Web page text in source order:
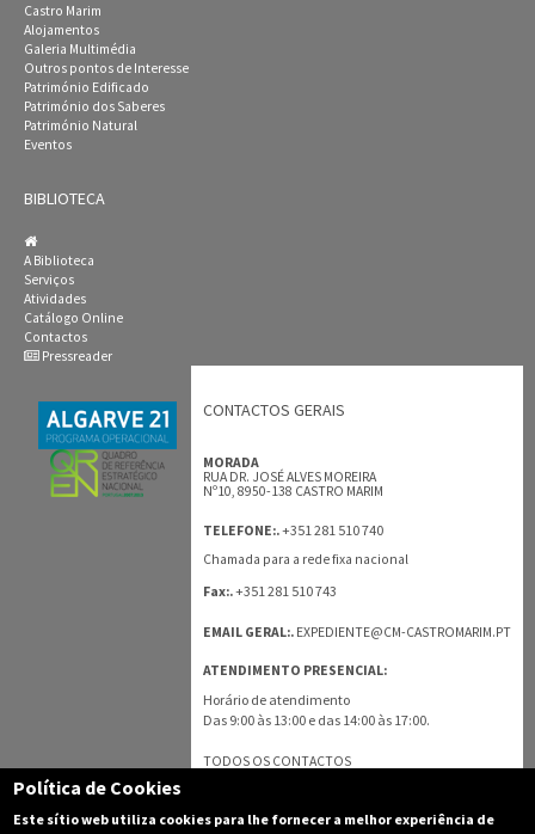
Castro Marim
Alojamentos
Galeria Multimédia
Outros pontos de Interesse
Património Edificado
Património dos Saberes
Património Natural
Eventos
BIBLIOTECA
A Biblioteca
Serviços
Atividades
Catálogo Online
Contactos
Pressreader
CONTACTOS GERAIS
MORADA
RUA DR. JOSÉ ALVES MOREIRA
Nº10, 8950-138 CASTRO MARIM
TELEFONE:.+351 281 510 740
Chamada para a rede fixa nacional
Fax:.+351 281 510 743
EMAIL GERAL:. EXPEDIENTE@CM-CASTROMARIM.PT
ATENDIMENTO PRESENCIAL:
Horário de atendimento
Das 9:00 às 13:00 e das 14:00 às 17:00.
TODOS OS CONTACTOS
Política de Cookies
Este sítio web utiliza cookies para lhe fornecer a melhor experiência de